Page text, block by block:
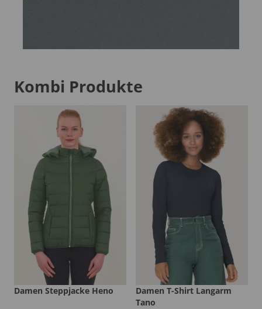
Kombi Produkte
Damen Steppjacke Heno
Damen T-Shirt Langarm
Tano